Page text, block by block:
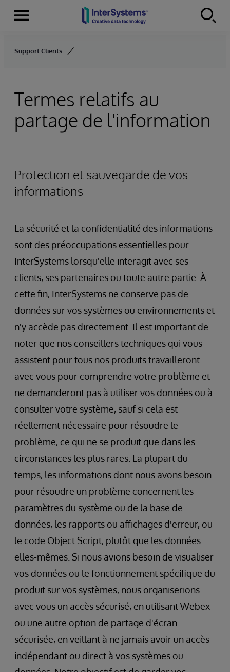
Skip to content
Menu
Support Clients
Termes relatifs au
partage de l'information
Protection et sauvegarde de vos
informations
La sécurité et la confidentialité des informations
sont des préoccupations essentielles pour
InterSystems lorsqu'elle interagit avec ses
clients, ses partenaires ou toute autre partie. À
cette fin, InterSystems ne conserve pas de
données sur vos systèmes ou environnements et
n'y accède pas directement. Il est important de
noter que nos conseillers techniques qui vous
assistent pour tous nos produits travailleront
avec vous pour comprendre votre problème et
ne demanderont pas à utiliser vos données ou à
consulter votre système, sauf si cela est
réellement nécessaire pour résoudre le
problème, ce qui ne se produit que dans les
circonstances les plus rares. La plupart du
temps, les informations dont nous avons besoin
pour résoudre un problème concernent les
paramètres du système ou de la base de
données, les rapports ou affichages d'erreur, ou
le code Object Script, plutôt que les données
elles-mêmes. Si nous avions besoin de visualiser
vos données ou le fonctionnement spécifique du
produit sur vos systèmes, nous organiserions
avec vous un accès sécurisé, en utilisant Webex
ou une autre option de partage d'écran
sécurisée, en veillant à ne jamais avoir un accès
indépendant ou direct à vos systèmes ou